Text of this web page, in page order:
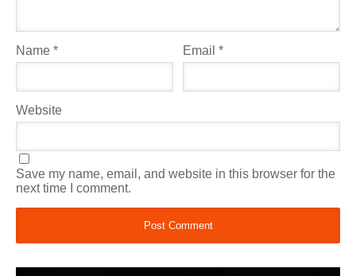
Name * Email*
Website
Save my name, email, and website in this browser for the
next time I comment.